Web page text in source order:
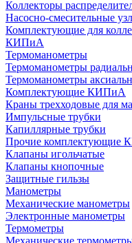
Коллекторы
Насосно-смесительные
Комплектующие для
КИПиА
Термоманометры
Термоманометры
Термоманометры
Комплектующие КИПиА
Краны трехходовые для
Импульсные трубки
Капиллярные трубки
Прочие комплектующие
Клапаны игольчатые
Клапаны кнопочные
Защитные гильзы
Манометры
Механические манометры
Электронные манометры
Термометры
Механические